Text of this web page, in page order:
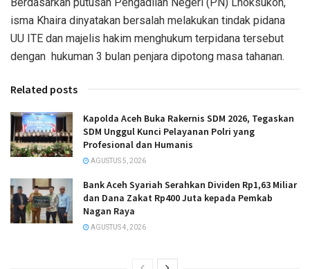
isma Khaira dinyatakan bersalah melakukan tindak pidana
UU ITE dan majelis hakim menghukum terpidana tersebut
dengan hukuman 3 bulan penjara dipotong masa tahanan.
Related posts
Kapolda Aceh Buka Rakernis SDM 2026, Tegaskan
SDM Unggul Kunci Pelayanan Polri yang
Profesional dan Humanis
AGUSTUS 5, 2026
Bank Aceh Syariah Serahkan Dividen Rp1,63 Miliar
dan Dana Zakat Rp400 Juta kepada Pemkab
Nagan Raya
AGUSTUS 4, 2026